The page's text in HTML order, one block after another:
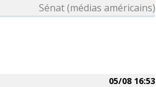
Sénat (médias américains)
05/08 16:53